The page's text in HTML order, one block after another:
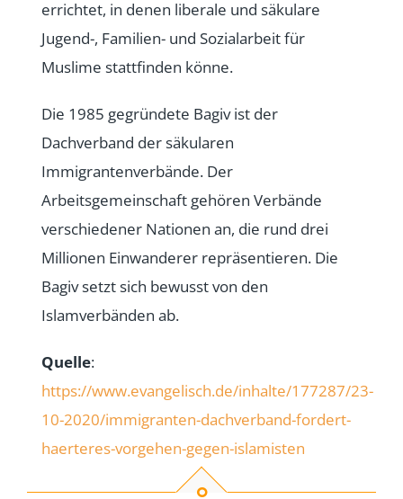
errichtet, in denen liberale und säkulare
Jugend-, Familien- und Sozialarbeit für
Muslime stattfinden könne.
Die 1985 gegründete Bagiv ist der
Dachverband der säkularen
Immigrantenverbände. Der
Arbeitsgemeinschaft gehören Verbände
verschiedener Nationen an, die rund drei
Millionen Einwanderer repräsentieren. Die
Bagiv setzt sich bewusst von den
Islamverbänden ab.
Quelle:
https://www.evangelisch.de/inhalte/177287/23-
10-2020/immigranten-dachverband-fordert-
haerteres-vorgehen-gegen-islamisten